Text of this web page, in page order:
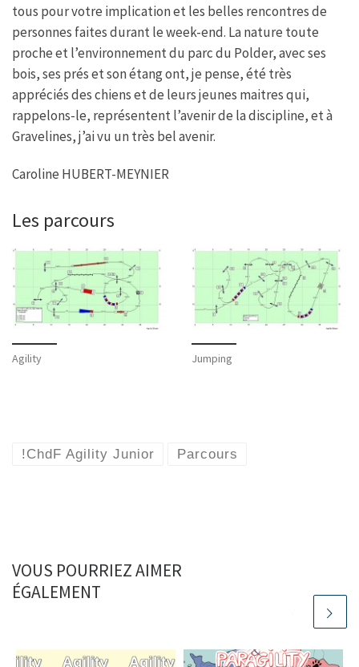
tous pour votre implication et les belles rencontres de
personnes faites durant le week-end. La nature toute
proche et l’environnement du parc du Polder, avec ses
bois, ses prés et son étang ont, je pense, été très
appréciés des chiens et de leurs jeunes maitres qui,
rappelons-le, représentent l’avenir de la discipline, et à
Gravelines, j’ai vu un très bel avenir.
Caroline HUBERT-MEYNIER
Les parcours
Agility Jumping
!ChdF Agility Junior Parcours
VOUS POURRIEZ AIMER
ÉGALEMENT